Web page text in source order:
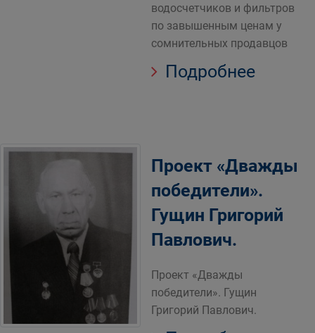
водосчетчиков и фильтров
по завышенным ценам у
сомнительных продавцов
Подробнее
Проект «Дважды
победители».
Гущин Григорий
Павлович.
Проект «Дважды
победители». Гущин
Григорий Павлович.